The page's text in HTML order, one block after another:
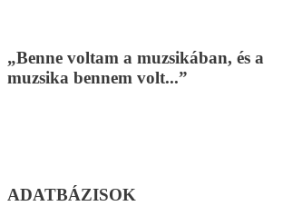
„Benne voltam a muzsikában, és a
muzsika bennem volt...”
ADATBÁZISOK